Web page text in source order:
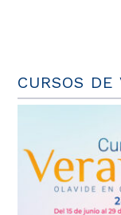
CURSOS